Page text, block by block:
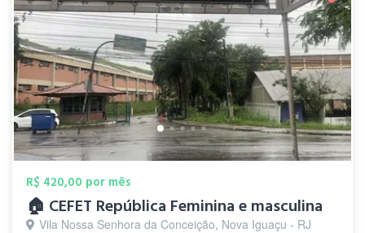
R$ 420,00 por mês
🏠 CEFET República Feminina e masculina
Vila Nossa Senhora da Conceição, Nova Iguaçu - RJ